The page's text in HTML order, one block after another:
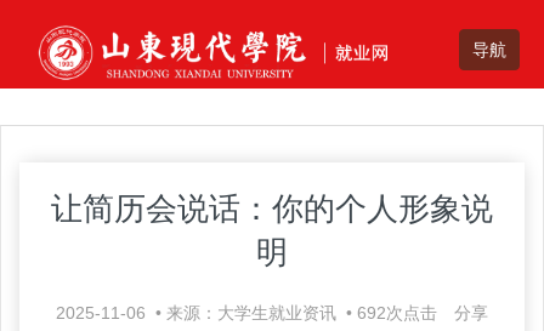
让简历会说话：你的个人形象说
明
2025-11-06 • 来源：大学生就业资讯 • 692次点击 分享